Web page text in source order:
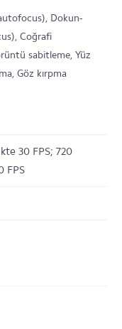
Dokun-
Coğrafi
sabitleme, Yüz
Göz kırpma
30 FPS; 720
FPS